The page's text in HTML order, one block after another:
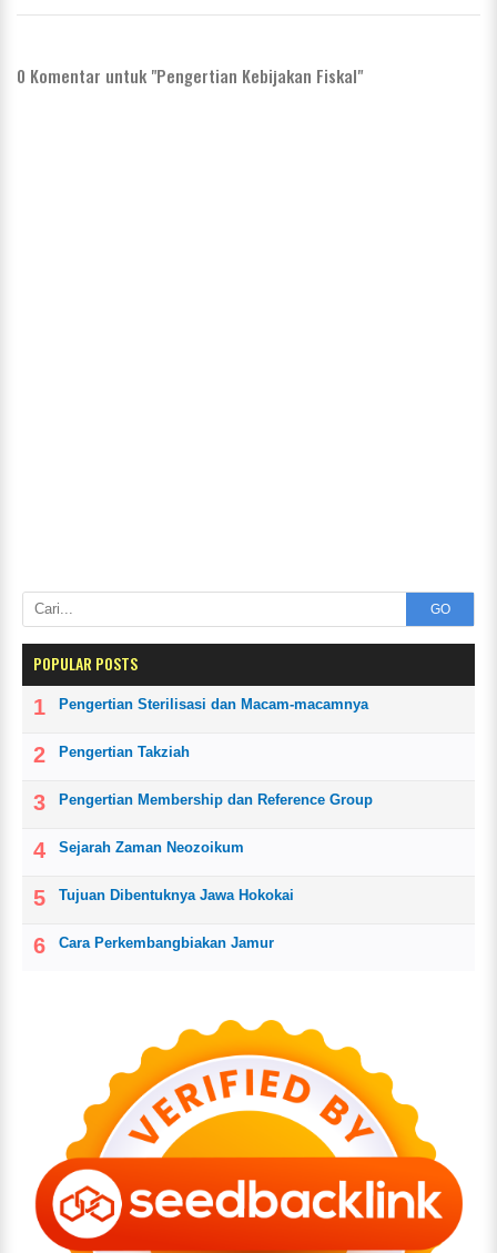
0 Komentar untuk "Pengertian Kebijakan Fiskal"
GO
POPULAR POSTS
Pengertian Sterilisasi dan Macam-macamnya
Pengertian Takziah
Pengertian Membership dan Reference Group
Sejarah Zaman Neozoikum
Tujuan Dibentuknya Jawa Hokokai
Cara Perkembangbiakan Jamur